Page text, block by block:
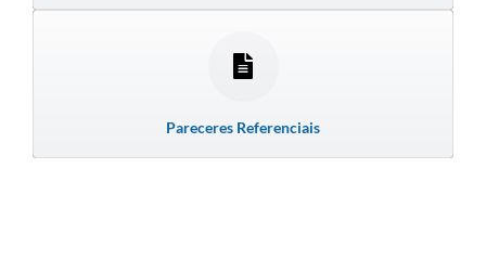
Pareceres Referenciais